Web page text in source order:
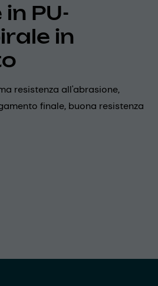
PU-
in
resistenza all'abrasione,
finale, buona resistenza